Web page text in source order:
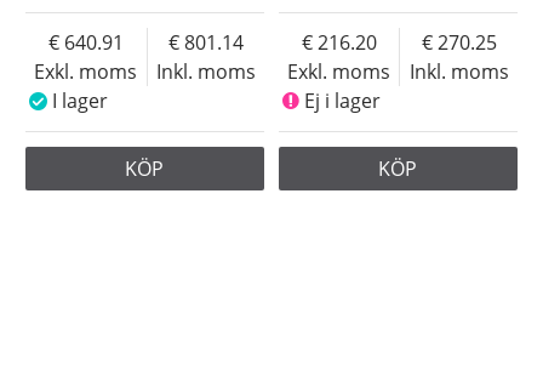
Exkl. moms
640.91
Inkl. moms
801.14
I lager
KÖP
Exkl. moms
216.20
Inkl. moms
270.25
Ej i lager
KÖP